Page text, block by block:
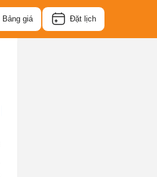
Bảng giá Đặt lịch